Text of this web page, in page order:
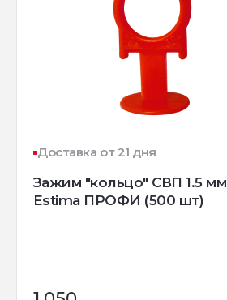
Доставка от 21 дня
Зажим "кольцо" СВП 1.5 мм
Estima ПРОФИ (500 шт)